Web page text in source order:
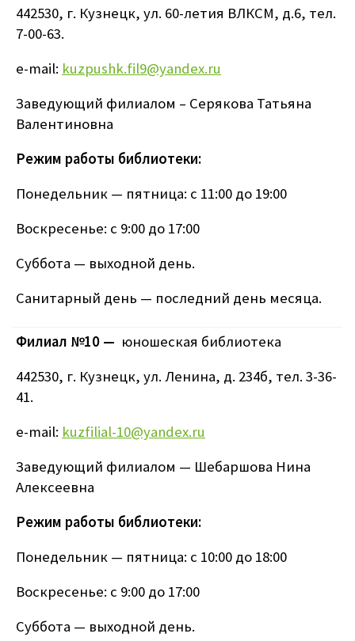
442530, г. Кузнецк, ул. 60-летия ВЛКСМ, д.6, тел.
7-00-63.
e-mail: kuzpushk.fil9@yandex.ru
Заведующий филиалом – Серякова Татьяна
Валентиновна
Режим работы библиотеки:
Понедельник — пятница: с 11:00 до 19:00
Воскресенье: с 9:00 до 17:00
Суббота — выходной день.
Санитарный день — последний день месяца.
Филиал №10 — юношеская библиотека
442530, г. Кузнецк, ул. Ленина, д. 234б, тел. 3-36-
41.
e-mail: kuzfilial-10@yandex.ru
Заведующий филиалом — Шебаршова Нина
Алексеевна
Режим работы библиотеки:
Понедельник — пятница: с 10:00 до 18:00
Воскресенье: с 9:00 до 17:00
Суббота — выходной день.